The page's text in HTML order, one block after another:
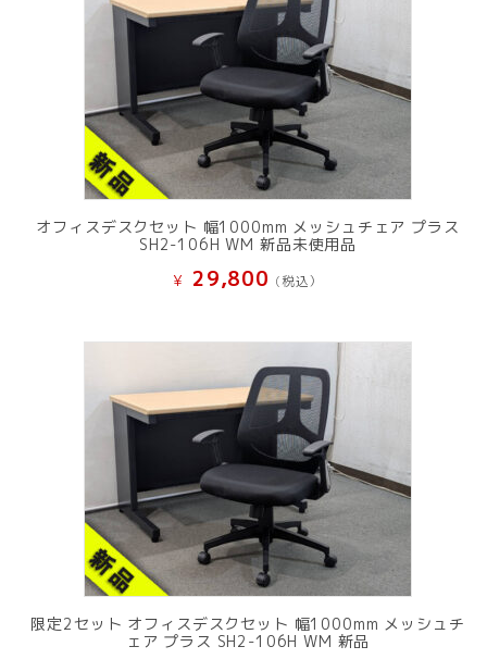
オフィスデスクセット 幅1000mm メッシュチェア プラス
SH2-106H WM 新品未使用品
¥ 29,800 (税込）
限定2セット オフィスデスクセット 幅1000mm メッシュチ
ェア プラス SH2-106H WM 新品